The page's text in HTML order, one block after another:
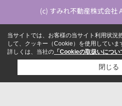
(c) すみれ不動産株式会
当サイトでは、お客様の当サイト利用状況
して、クッキー（Cookie）を使用していま
詳しくは、当社の 「Cookieの取扱いについ
閉じる